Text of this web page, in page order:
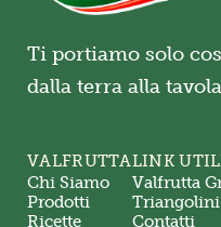
Ti portiamo solo
dalla terra alla
VALFRUTTA
Chi Siamo
Prodotti
Ricette
LINK
Valfrutta
Contatti